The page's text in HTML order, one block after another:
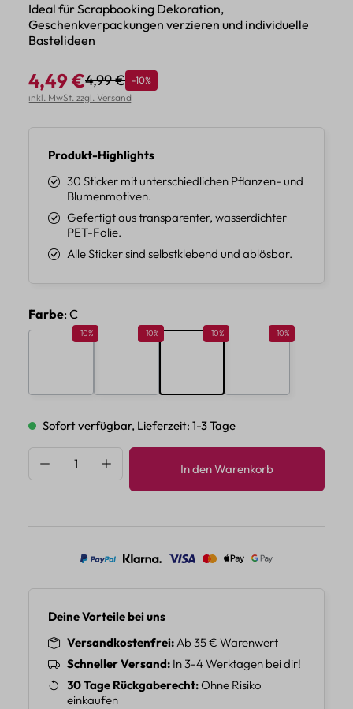
Ideal für Scrapbooking Dekoration,
Geschenkverpackungen verzieren und individuelle
Bastelideen
Verkaufspreis:
4,49 €Regulärer Preis:
4,99 € Rabatt
-10%
inkl. MwSt. zzgl. Versand
Produkt-Highlights
30 Sticker mit unterschiedlichen Pflanzen- und
Blumenmotiven.
Gefertigt aus transparenter, wasserdichter
PET-Folie.
Alle Sticker sind selbstklebend und ablösbar.
Farbeauswählen
: C
Rabatt 10%
-10% Rabatt 10%
-10% Rabatt 10%
-10% Rabatt 10%
-10%
Sofort verfügbar, Lieferzeit: 1-3 Tage
Produkt Anzahl: Gib den gewünschten
In den Warenkorb
Deine Vorteile bei uns
Versandkostenfrei Ab 35 € Warenwert
Schneller Versand In 3-4 Werktagen bei dir!
30 Tage Rückgaberecht Ohne Risiko
einkaufen